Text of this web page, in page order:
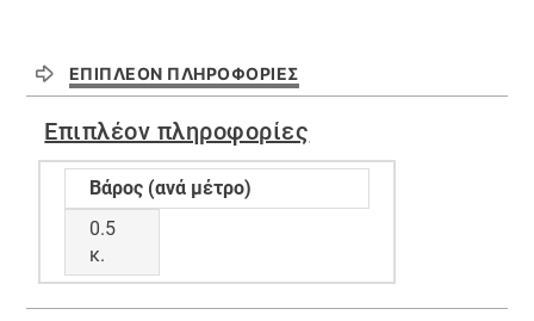
ΕΠΙΠΛΈΟΝ ΠΛΗΡΟΦΟΡΊΕΣ
Επιπλέον πληροφορίες
Βάρος (ανά μέτρο)
0.5
κ.